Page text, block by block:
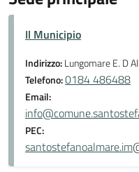
Il Municipio
Indirizzo:Lungomare E. D
Telefono:0184 486488
Email:
PEC: